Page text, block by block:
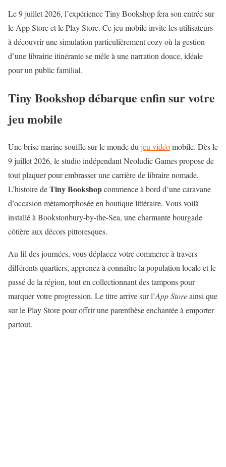
Le 9 juillet 2026, l’expérience Tiny Bookshop fera son entrée sur
le App Store et le Play Store. Ce jeu mobile invite les utilisateurs
à découvrir une simulation particulièrement cozy où la gestion
d’une librairie itinérante se mêle à une narration douce, idéale
pour un public familial.
Tiny Bookshop débarque enfin sur votre
jeu mobile
Une brise marine souffle sur le monde du jeu vidéomobile. Dès le
9 juillet 2026, le studio indépendant Neoludic Games propose de
tout plaquer pour embrasser une carrière de libraire nomade.
L’histoire deTiny Bookshopcommence à bord d’une caravane
d’occasion métamorphosée en boutique littéraire. Vous voilà
installé à Bookstonbury-by-the-Sea, une charmante bourgade
côtière aux décors pittoresques.
Au fil des journées, vous déplacez votre commerce à travers
différents quartiers, apprenez à connaître la population locale et le
passé de la région, tout en collectionnant des tampons pour
marquer votre progression. Le titre arrive sur l’App Storeainsi que
sur le Play Store pour offrir une parenthèse enchantée à emporter
partout.